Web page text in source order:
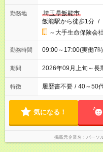
勤務地
埼玉県飯能市
飯能駅から徒歩1分 /
～大手生命保険会
勤務時間 09:00～17:00(実働7
期間 2026年09月上旬～
特徴 履歴書不要 / 40～50
気になる！
掲載元企業名 パーソ